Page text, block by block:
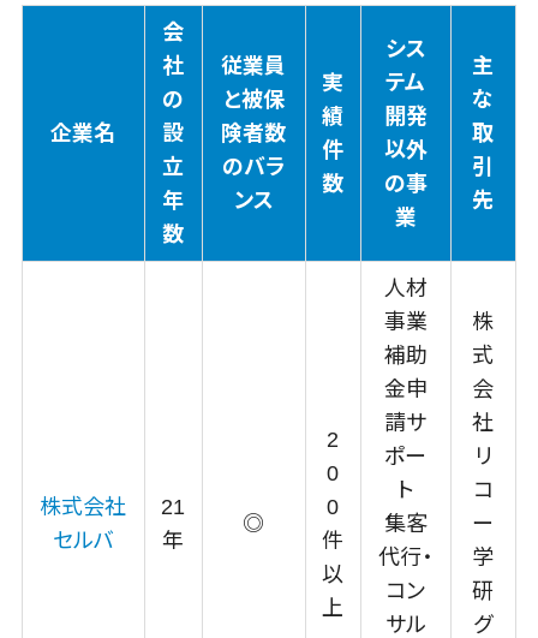
ーアプリ
プリ
用地管理シス
テム
業界・業種
特化型
ステム
務支援サービ
モバイルオー
企業名
会
社
の
設
立
年
数
従業員
と被保
険者数
のバラ
ンス
実
績
件
数
シス
テム
開発
以外
の事
業
主
な
取
引
先
株式会社
セルバ
21
年
◎
2
0
0
件
以
上
人材
事業
補助
金申
請サ
ポー
ト
集客
代行・
コン
サル
株
式
会
社
リ
コ
ー
学
研
グ